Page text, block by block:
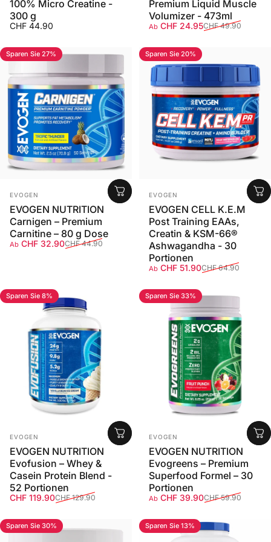
100% Micro Creatine -
300 g
CHF 44.90
Premium Liquid Muscle
Volumizer - 473ml
Verkaufspreis
Ab CHF 24.95
Normaler PreisCHF 49.90
Sparen Sie 27%
Anbieter:
EVOGEN
EVOGEN NUTRITION
Carnigen – Premium
Carnitine – 80 g Dose
Verkaufspreis
Ab CHF 32.90
Normaler PreisCHF 44.90
Sparen Sie 20%
Anbieter:
EVOGEN
EVOGEN CELL K.E.M
Post Training EAAs,
Creatin & KSM-66®
Ashwagandha - 30
Portionen
Verkaufspreis
Ab CHF 51.90
Normaler PreisCHF 64.90
Sparen Sie 8%
Anbieter:
EVOGEN
EVOGEN NUTRITION
Evofusion – Whey &
Casein Protein Blend -
52 Portionen
Verkaufspreis
CHF 119.90
Normaler PreisCHF 129.90
Sparen Sie 33%
Anbieter:
EVOGEN
EVOGEN NUTRITION
Evogreens – Premium
Superfood Formel – 30
Portionen
Verkaufspreis
Ab CHF 39.90
Normaler PreisCHF 59.90
Sparen Sie 30% Sparen Sie 13%